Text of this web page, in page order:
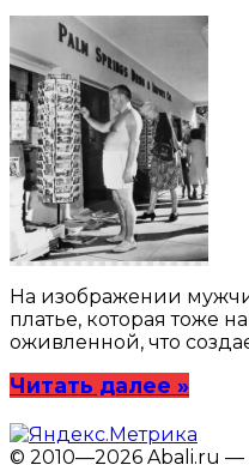
На изображении
платье, которая тоже
оживленной, что
Читать далее »
© 2010—2026 Abali.ru —